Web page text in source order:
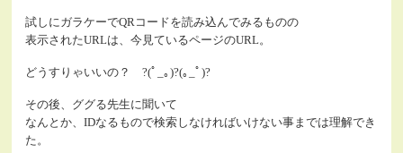
試しにガラケーでQRコードを読み込んでみるものの
表示されたURLは、今見ているページのURL。
どうすりゃいいの？ ?(ﾟ_｡)?(｡_ﾟ)?
その後、ググる先生に聞いて
なんとか、IDなるもので検索しなければいけない事までは理解でき
た。